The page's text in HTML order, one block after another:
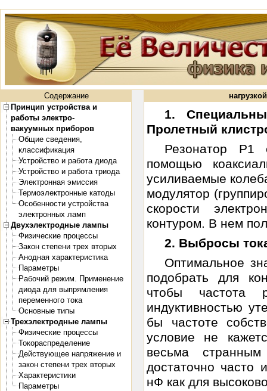
Содержание
Принцип устройства и
работы электро-
вакуумных приборов
Общие сведения,
классификация
Устройство и работа диода
Устройство и работа триода
Электронная эмиссия
Термоэлектронные катоды
Особенности устройства
электронных ламп
Двухэлектродные лампы
Физические процессы
Закон степени трех вторых
Анодная характеристика
Параметры
Рабочий режим. Применение
диода для выпрямления
переменного тока
Основные типы
Трехэлектродные лампы
Физические процессы
Токораспределение
Действующее напряжение и
закон степени трех вторых
Характеристики
Параметры
1.
Пролетный
Резонатор
помощью
усиливаемые
модулятор
скорости
контуром. В нем
2. Выбросы
Оптимальное
подобрать для
чтобы частота
индуктивностью
бы частоте
условие не
весьма
достаточно часто
нФ как для